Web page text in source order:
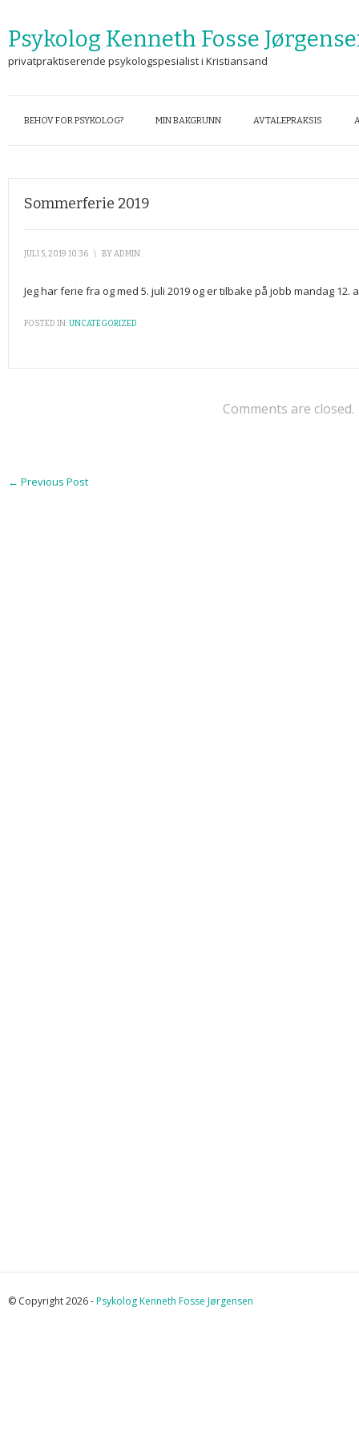
Psykolog Kenneth Fosse
privatpraktiserende psykologspesialist i Kristiansand
BEHOV FOR PSYKOLOG? MIN BAKGRUNN AVTALEPRAKSIS
Sommerferie 2019
JULI 5, 2019 10:36 \ BYADMIN
Jeg har ferie fra og med 5. juli 2019 og er tilbake på jobb mandag 12.
POSTED IN:UNCATEGORIZED
Comments are closed.
← Previous Post
© Copyright 2026 -Psykolog Kenneth Fosse Jørgensen